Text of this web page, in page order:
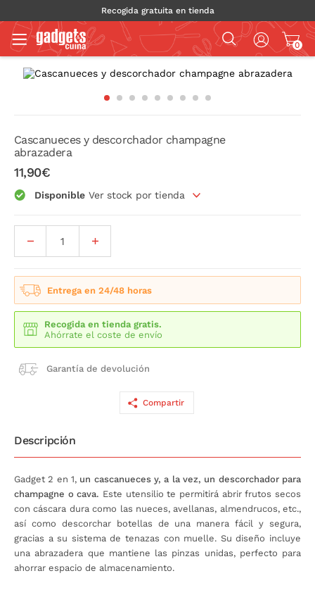
Recogida gratuita en tienda
0
Cascanueces y descorchador champagne
abrazadera
11,90€
Disponible Ver stock por tienda
Entrega en 24/48 horas
Recogida en tienda gratis.
Ahórrate el coste de envío
Garantía de devolución
Compartir
Descripción
Gadget 2 en 1, un cascanueces y, a la vez, un descorchador para
champagne o cava. Este utensilio te permitirá abrir frutos secos
con cáscara dura como las nueces, avellanas, almendrucos, etc.,
así como descorchar botellas de una manera fácil y segura,
gracias a su sistema de tenazas con muelle. Su diseño incluye
una abrazadera que mantiene las pinzas unidas, perfecto para
ahorrar espacio de almacenamiento.